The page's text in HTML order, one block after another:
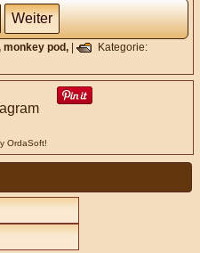
Weiter
monkey pod, |
Kategorie:
OrdaSoft!